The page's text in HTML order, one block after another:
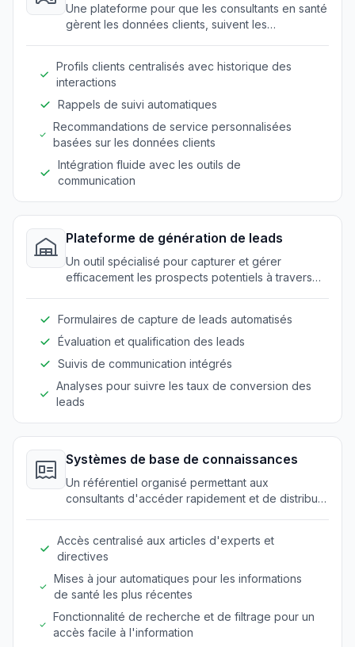
Une plateforme pour que les consultants en santé
gèrent les données clients, suivent les
Profils clients centralisés avec historique des
interactions
Rappels de suivi automatiques
Recommandations de service personnalisées
basées sur les données clients
Intégration fluide avec les outils de
communication
Plateforme de génération de leads
Un outil spécialisé pour capturer et gérer
efficacement les prospects potentiels à travers
Formulaires de capture de leads automatisés
Évaluation et qualification des leads
Suivis de communication intégrés
Analyses pour suivre les taux de conversion des
leads
Systèmes de base de connaissances
Un référentiel organisé permettant aux
consultants d'accéder rapidement et de distribuer
Accès centralisé aux articles d'experts et
directives
Mises à jour automatiques pour les informations
de santé les plus récentes
Fonctionnalité de recherche et de filtrage pour un
accès facile à l'information